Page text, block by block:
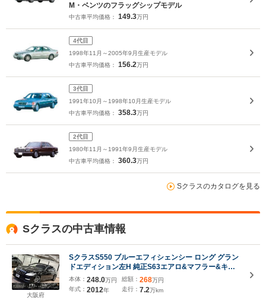
M・ベンツのフラッグシップモデル
中古車平均価格： 149.3万円
4代目
1998年11月～2005年9月生産モデル
中古車平均価格： 156.2万円
3代目
1991年10月～1998年10月生産モデル
中古車平均価格： 358.3万円
2代目
1980年11月～1991年9月生産モデル
中古車平均価格： 360.3万円
Sクラスのカタログを見る
Sクラスの中古車情報
大阪府
SクラスS550 ブルーエフィシェンシー ロング グラン
ドエディション左H 純正S63エアロ&マフラー&キャ
リパー&20AW バックカメラ ドラレコ
本体： 248.0万円
年式： 2012年
総額： 268万円
走行： 7.2万km